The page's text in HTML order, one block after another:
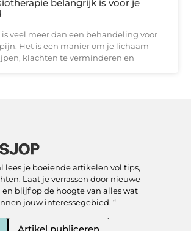
belangrijk is voor je
is veel meer dan een behandeling voor
Het is een manier om je lichaam
klachten te verminderen en
lees je boeiende artikelen vol tips,
Laat je verrassen door nieuwe
blijf op de hoogte van alles wat
jouw interessegebied. “
Artikel publiceren